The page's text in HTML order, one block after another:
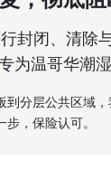
封闭、清除
为温哥华潮湿
到分层公共区域
，保险认可。